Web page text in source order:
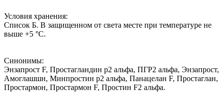
Условия хранения:
Список Б. В защищенном от света месте при температуре не
выше +5 °С.
Синонимы:
Энзапрост F, Простагландин р2 альфа, ПГР2 альфа, Энзапрост,
Амоглашшн, Минпростин р2 альфа, Панацелан F, Простаглан,
Простармон, Простармон F, Простин F2 альфа.